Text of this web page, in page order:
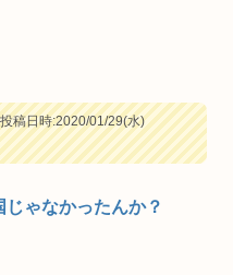
稿日時:2020/01/29(水)
ゃなかったんか？